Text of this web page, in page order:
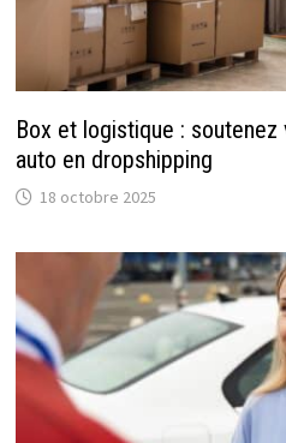
Box et logistique :
auto en dropshipping
18 octobre 2025